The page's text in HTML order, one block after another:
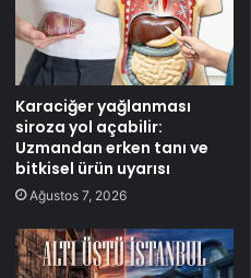
Karaciğer yağlanması
siroza yol açabilir:
Uzmandan erken tanı ve
bitkisel ürün uyarısı
Ağustos 7, 2026